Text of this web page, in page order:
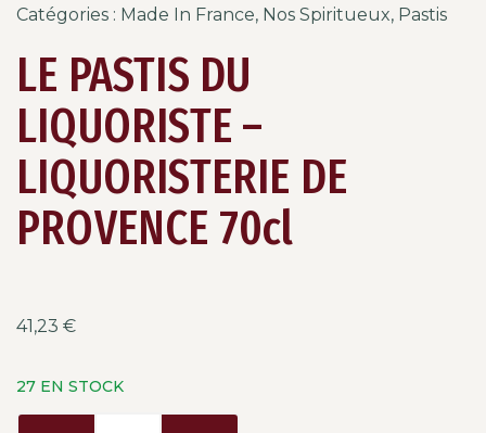
Catégories : Made In France, Nos Spiritueux, Pastis
LE PASTIS DU
LIQUORISTE –
LIQUORISTERIE DE
PROVENCE 70cl
41,23 €
27 EN STOCK